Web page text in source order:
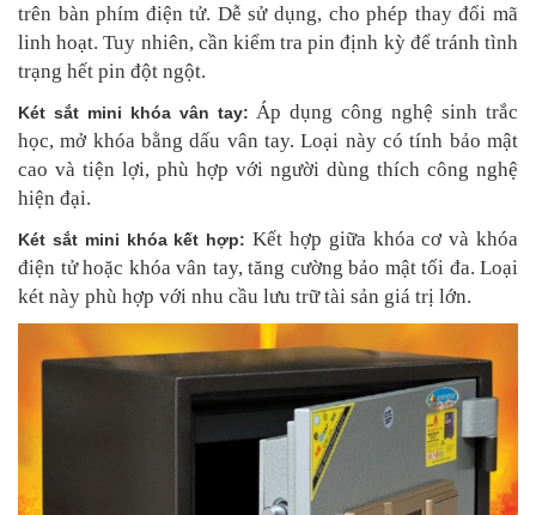
trên bàn phím điện tử. Dễ sử dụng, cho phép thay đổi mã
linh hoạt. Tuy nhiên, cần kiểm tra pin định kỳ để tránh tình
trạng hết pin đột ngột.
Két sắt mini khóa vân tay: Áp dụng công nghệ sinh trắc
học, mở khóa bằng dấu vân tay. Loại này có tính bảo mật
cao và tiện lợi, phù hợp với người dùng thích công nghệ
hiện đại.
Két sắt mini khóa kết hợp: Kết hợp giữa khóa cơ và khóa
điện tử hoặc khóa vân tay, tăng cường bảo mật tối đa. Loại
két này phù hợp với nhu cầu lưu trữ tài sản giá trị lớn.